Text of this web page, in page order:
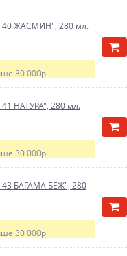
"40 ЖАСМИН", 280 мл.
30 000р
НАТУРА", 280 мл.
30 000р
БАГАМА БЕЖ", 280
30 000р